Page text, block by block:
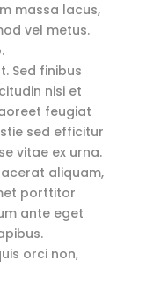
massa lacus,
vel metus.
Sed finibus
nisi et
feugiat
sed efficitur
vitae ex urna.
aliquam,
porttitor
ante eget
orci non,